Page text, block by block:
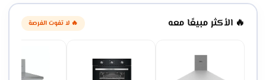
🔥 الأكثر مبيعًا معه 🔥 لا تفوت الفرصة